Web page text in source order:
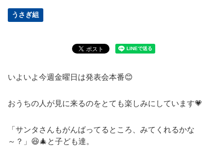
うさぎ組
いよいよ今週金曜日は発表会本番😊
おうちの人が見に来るのをとても楽しみにしています💗
「サンタさんもがんばってるところ、みてくれるかな
～？」😆🎄と子ども達。